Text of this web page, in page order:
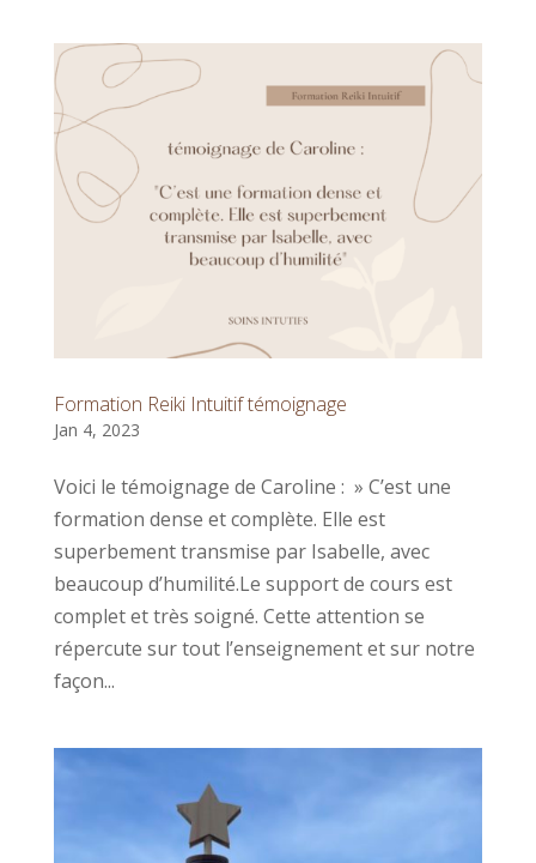
Formation Reiki Intuitif témoignage
Jan 4, 2023
Voici le témoignage de Caroline : » C’est une
formation dense et complète. Elle est
superbement transmise par Isabelle, avec
beaucoup d’humilité.Le support de cours est
complet et très soigné. Cette attention se
répercute sur tout l’enseignement et sur notre
façon...